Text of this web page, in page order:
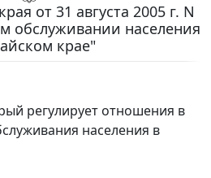
от 31 августа 2005 г. N
обслуживании населения
крае"
регулирует отношения в
населения в